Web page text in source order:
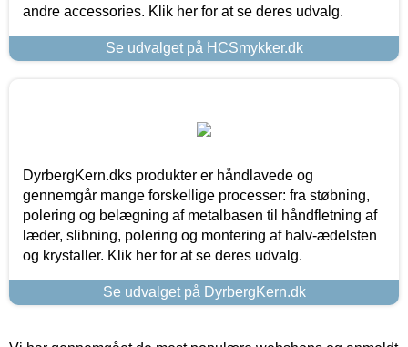
andre accessories. Klik her for at se deres udvalg.
Se udvalget på HCSmykker.dk
DyrbergKern.dks produkter er håndlavede og
gennemgår mange forskellige processer: fra støbning,
polering og belægning af metalbasen til håndfletning af
læder, slibning, polering og montering af halv-ædelsten
og krystaller. Klik her for at se deres udvalg.
Se udvalget på DyrbergKern.dk